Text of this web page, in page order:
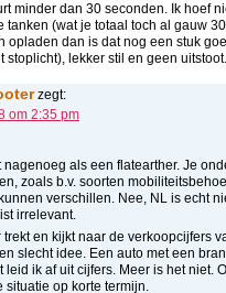
minder dan 30 seconden. Ik hoef
tanken (wat je totaal toch al gauw
opladen dan is dat nog een stuk
stoplicht), lekker stil en geen
zegt:
om 2:35 pm
als een flatearther. Je
zoals b.v. soorten
verschillen. Nee, NL is echt
irrelevant.
trekt en kijkt naar de verkoopcijfers
slecht idee. Een auto met een
leid ik af uit cijfers. Meer is het niet.
op korte termijn.